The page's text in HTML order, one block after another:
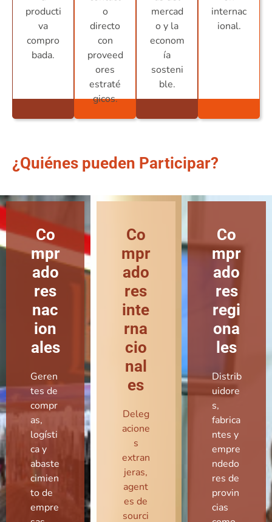
producti
va
compro
bada.
o
directo
con
proveed
ores
estraté
gicos.
mercad
o y la
econom
ía
sosteni
ble.
internac
ional.
¿Quiénes pueden Participar?
Co
mpr
ado
res
nac
ion
ales
Geren
tes de
compr
as,
logísti
ca y
abaste
cimien
to de
empre
Co
mpr
ado
res
inte
rna
cio
nal
es
Deleg
acione
s
extran
jeras,
agent
es de
sourci
Co
mpr
ado
res
regi
ona
les
Distrib
uidore
s,
fabrica
ntes y
empre
ndedo
res de
provin
cias